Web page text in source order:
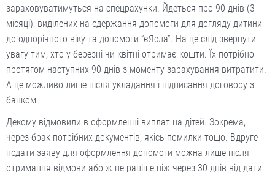
зараховуватимуться на спецрахунки. Йдеться про 90 днів (3
місяці), виділених на одержання допомоги для догляду дитини
до однорічного віку та допомоги “єЯсла”. На це слід звернути
увагу тим, хто у березні чи квітні отримає кошти. Їх потрібно
протягом наступних 90 днів з моменту зарахування витратити.
А це можливо лише після укладання і підписання договору з
банком.
Декому відмовили в оформленні виплат на дітей. Зокрема,
через брак потрібних документів, якісь помилки тощо. Вдруге
подати заяву для оформлення допомоги можна лише після
отримання відмови або ж не раніше ніж через 30 днів від дати